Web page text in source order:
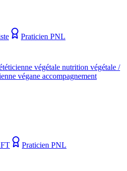
Praticien PNL
végétale nutrition végétale /
végane accompagnement
Praticien PNL